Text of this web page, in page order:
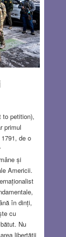
un moment
și dominant
de
“Ce
o scurtă
Read
to petition),
primul
de o
și
Americii.
în dinți,
cu
Nu
libertății